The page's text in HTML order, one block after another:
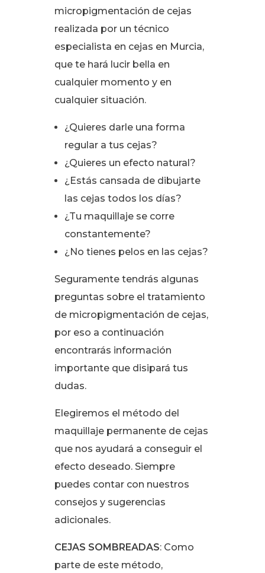
micropigmentación de cejas
realizada por un técnico
especialista en cejas en Murcia,
que te hará lucir bella en
cualquier momento y en
cualquier situación.
¿Quieres darle una forma
regular a tus cejas?
¿Quieres un efecto natural?
¿Estás cansada de dibujarte
las cejas todos los días?
¿Tu maquillaje se corre
constantemente?
¿No tienes pelos en las cejas?
Seguramente tendrás algunas
preguntas sobre el tratamiento
de micropigmentación de cejas,
por eso a continuación
encontrarás información
importante que disipará tus
dudas.
Elegiremos el método del
maquillaje permanente de cejas
que nos ayudará a conseguir el
efecto deseado. Siempre
puedes contar con nuestros
consejos y sugerencias
adicionales.
CEJAS SOMBREADAS: Como
parte de este método,